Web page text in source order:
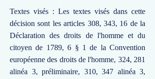
Textes visés : Les textes visés dans cette
décision sont les articles 308, 343, 16 de la
Déclaration des droits de l'homme et du
citoyen de 1789, 6 § 1 de la Convention
européenne des droits de l'homme, 324, 281
alinéa 3, préliminaire, 310, 347 alinéa 3,